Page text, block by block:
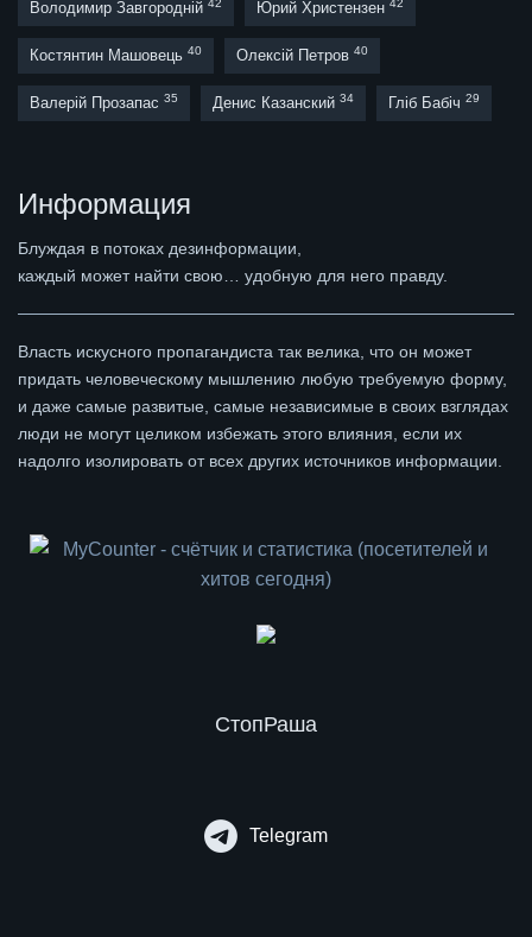
Володимир Завгородній 42 Юрий Христензен 42
Костянтин Машовець 40 Олексій Петров 40
Валерій Прозапас 35 Денис Казанский 34 Гліб Бабіч 29
Информация
Блуждая в потоках дезинформации,
каждый может найти свою… удобную для него правду.
Власть искусного пропагандиста так велика, что он может
придать человеческому мышлению любую требуемую форму,
и даже самые развитые, самые независимые в своих взглядах
люди не могут целиком избежать этого влияния, если их
надолго изолировать от всех других источников информации.
СтопРаша
Telegram